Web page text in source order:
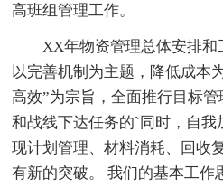
高班组管理工作。
XX年物资管理总体安排和
以完善机制为主题，降低成本
高效”为宗旨，全面推行目标
和战线下达任务的`同时，自
现计划管理、材料消耗、回收
有新的突破。 我们的基本工作